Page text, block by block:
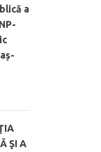
a
ŞI A